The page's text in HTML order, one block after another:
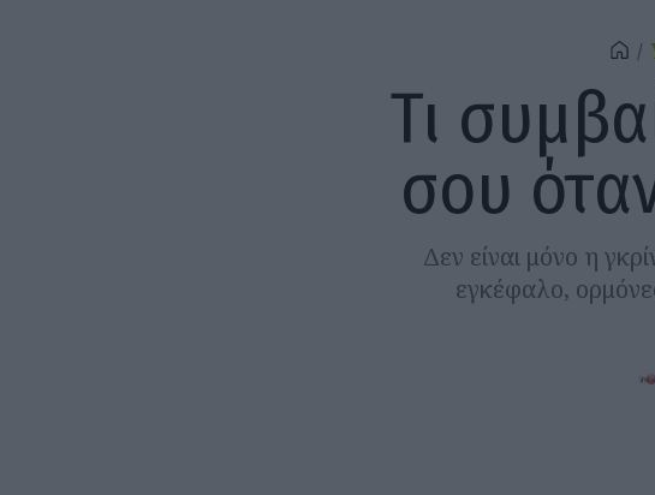
Τι
σου
Δεν είναι μόνο η
εγκέφαλο,